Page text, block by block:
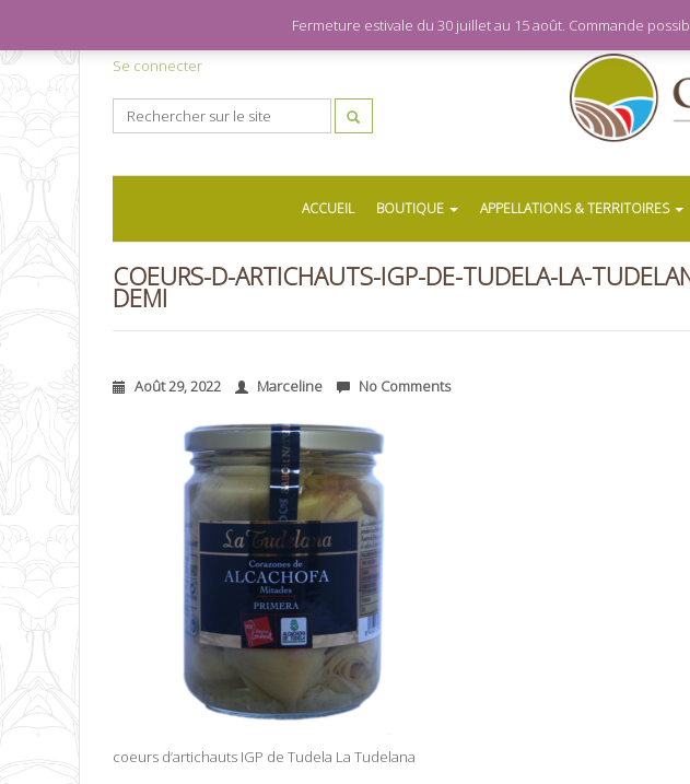
Se connecter
ACCUEIL BOUTIQUE APPELLATIONS & TERRITOIRES
COEURS-D-ARTICHAUTS-IGP-DE-TUDELA-LA-
DEMI
Août 29, 2022 Marceline No Comments
coeurs d’artichauts IGP de Tudela La Tudelana
Fermeture estivale du 30 juillet au 15 août. Commande